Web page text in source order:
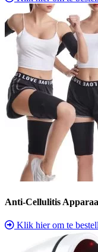
Anti-Cellulitis
Klik hier om te